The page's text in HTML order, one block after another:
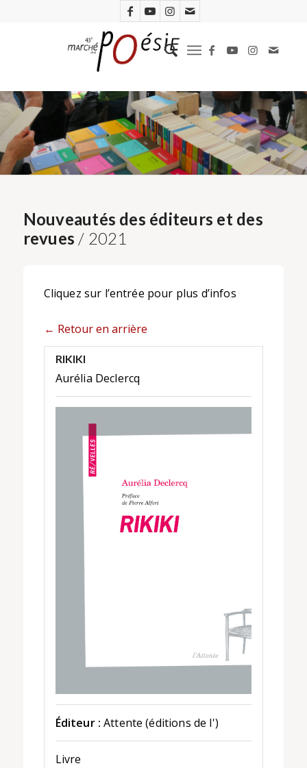
Nouveautés des éditeurs et des
revues / 2021
Cliquez sur l’entrée pour plus d’infos
← Retour en arrière
RIKIKI
Aurélia Declercq
Éditeur : Attente (éditions de l')
Livre